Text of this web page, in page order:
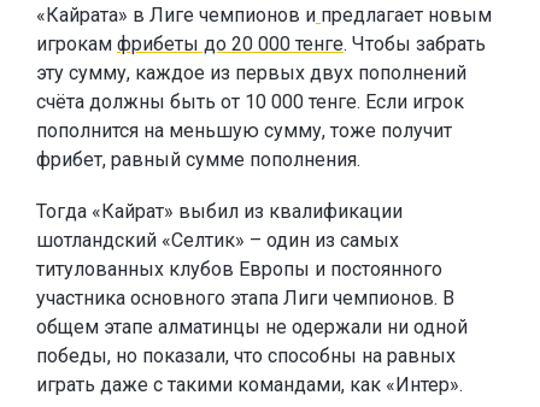
«Кайрата» в Лиге чемпионов и предлагает новым
игрокам фрибеты до 20 000 тенге. Чтобы забрать
эту сумму, каждое из первых двух пополнений
счёта должны быть от 10 000 тенге. Если игрок
пополнится на меньшую сумму, тоже получит
фрибет, равный сумме пополнения.
Тогда «Кайрат» выбил из квалификации
шотландский «Селтик» – один из самых
титулованных клубов Европы и постоянного
участника основного этапа Лиги чемпионов. В
общем этапе алматинцы не одержали ни одной
победы, но показали, что способны на равных
играть даже с такими командами, как «Интер».